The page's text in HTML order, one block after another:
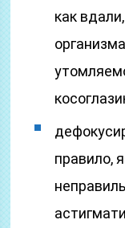
как
правило,